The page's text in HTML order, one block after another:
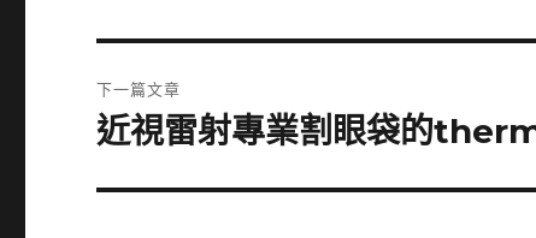
篇
文
章:
下一篇文章
下
篇
近視雷射專業割眼袋的